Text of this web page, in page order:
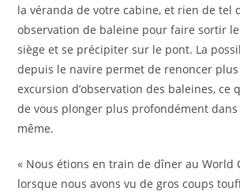
la véranda de votre cabine, et rien de tel
observation de baleine pour faire sortir
siège et se précipiter sur le pont. La
depuis le navire permet de renoncer
excursion d’observation des baleines, ce
de vous plonger plus profondément dans
même.
« Nous étions en train de dîner au World
lorsque nous avons vu de gros coups